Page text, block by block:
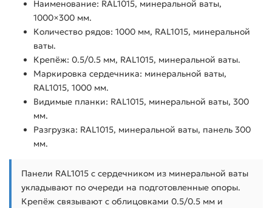
Наименование: RAL1015, минеральной ваты,
1000×300 мм.
Количество рядов: 1000 мм, RAL1015, минеральной
ваты.
Крепёж: 0.5/0.5 мм, RAL1015, минеральной ваты.
Маркировка сердечника: минеральной ваты,
RAL1015, 1000 мм.
Видимые планки: RAL1015, минеральной ваты, 300
мм.
Разгрузка: RAL1015, минеральной ваты, панель 300
мм.
Панели RAL1015 с сердечником из минеральной ваты
укладывают по очереди на подготовленные опоры.
Крепёж связывают с облицовками 0.5/0.5 мм и